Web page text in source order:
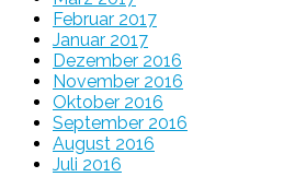
Februar 2017
Januar 2017
Dezember 2016
November 2016
Oktober 2016
September 2016
August 2016
Juli 2016